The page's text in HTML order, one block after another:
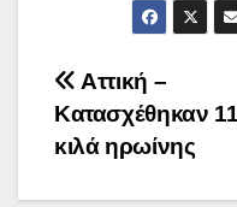
Πλοήγηση
άρθρων
Αττική –
Κατασχέθηκαν 11
κιλά ηρωίνης